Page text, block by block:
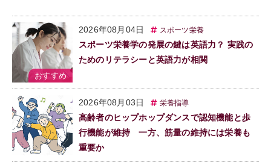
2026年08月04日 スポーツ栄養
スポーツ栄養学の発展の鍵は英語力？ 実践の
ためのリテラシーと英語力が相関
2026年08月03日 栄養指導
高齢者のヒップホップダンスで認知機能と歩
行機能が維持 一方、筋量の維持には栄養も
重要か